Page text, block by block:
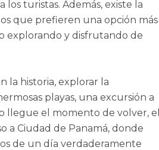
turistas. Además, existe la
que prefieren una opción más
explorando y disfrutando de
la historia, explorar la
playas, una excursión a
llegue el momento de volver, el
a Ciudad de Panamá, donde
de un día verdaderamente